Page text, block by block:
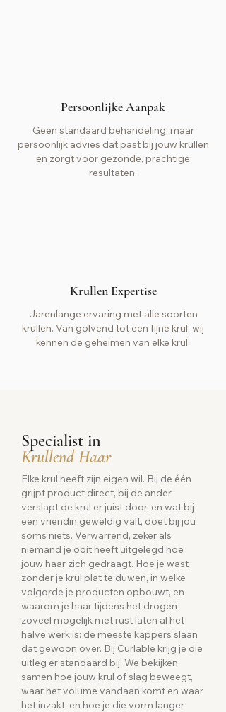
Persoonlijke Aanpak
Geen standaard behandeling, maar
persoonlijk advies dat past bij jouw krullen
en zorgt voor gezonde, prachtige
resultaten.
Krullen Expertise
Jarenlange ervaring met alle soorten
krullen. Van golvend tot een fijne krul, wij
kennen de geheimen van elke krul.
Specialist in
Krullend Haar
Elke krul heeft zijn eigen wil. Bij de één
grijpt product direct, bij de ander
verslapt de krul er juist door, en wat bij
een vriendin geweldig valt, doet bij jou
soms niets. Verwarrend, zeker als
niemand je ooit heeft uitgelegd hoe
jouw haar zich gedraagt. Hoe je wast
zonder je krul plat te duwen, in welke
volgorde je producten opbouwt, en
waarom je haar tijdens het drogen
zoveel mogelijk met rust laten al het
halve werk is: de meeste kappers slaan
dat gewoon over. Bij Curlable krijg je die
uitleg er standaard bij. We bekijken
samen hoe jouw krul of slag beweegt,
waar het volume vandaan komt en waar
het inzakt, en hoe je die vorm langer